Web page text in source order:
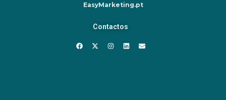
EasyMarketing.pt
Contactos